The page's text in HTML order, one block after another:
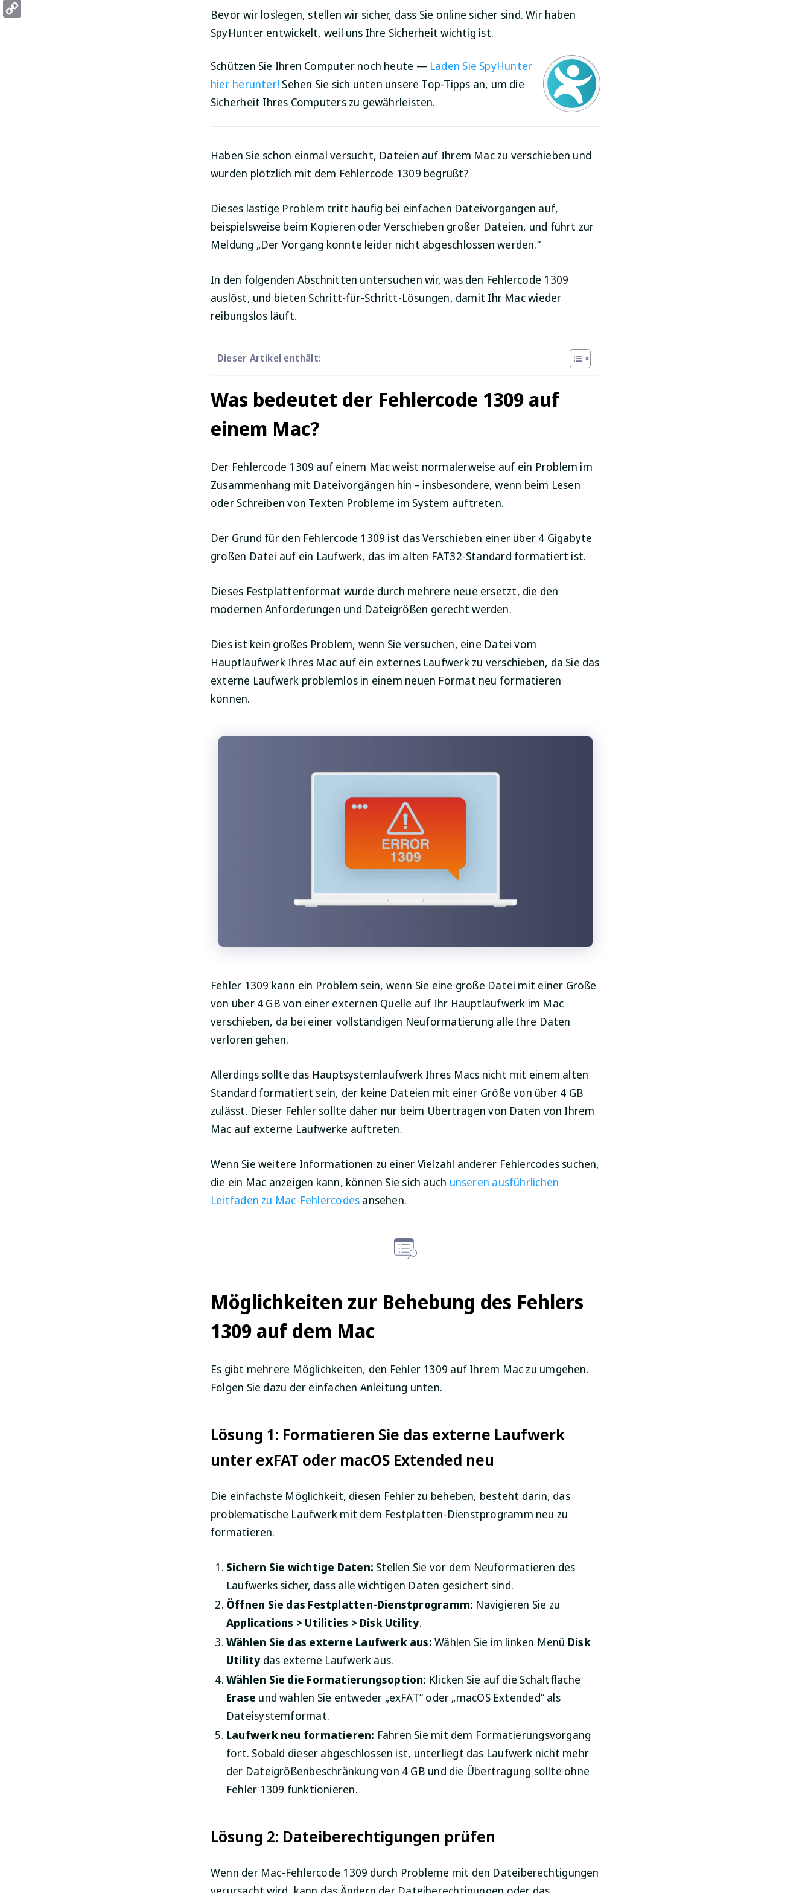
Bevor wir loslegen, stellen wir sicher, dass Sie online sicher sind. Wir haben
SpyHunter entwickelt, weil uns Ihre Sicherheit wichtig ist.
Schützen Sie Ihren Computer noch heute — Laden Sie SpyHunter
hier herunter! Sehen Sie sich unten unsere Top-Tipps an, um die
Sicherheit Ihres Computers zu gewährleisten.
Haben Sie schon einmal versucht, Dateien auf Ihrem Mac zu verschieben und
wurden plötzlich mit dem Fehlercode 1309 begrüßt?
Dieses lästige Problem tritt häufig bei einfachen Dateivorgängen auf,
beispielsweise beim Kopieren oder Verschieben großer Dateien, und führt zur
Meldung „Der Vorgang konnte leider nicht abgeschlossen werden.“
In den folgenden Abschnitten untersuchen wir, was den Fehlercode 1309
auslöst, und bieten Schritt-für-Schritt-Lösungen, damit Ihr Mac wieder
reibungslos läuft.
Dieser Artikel enthält:
Was bedeutet der Fehlercode 1309 auf
einem Mac?
Der Fehlercode 1309 auf einem Mac weist normalerweise auf ein Problem im
Zusammenhang mit Dateivorgängen hin – insbesondere, wenn beim Lesen
oder Schreiben von Texten Probleme im System auftreten.
Der Grund für den Fehlercode 1309 ist das Verschieben einer über 4 Gigabyte
großen Datei auf ein Laufwerk, das im alten FAT32-Standard formatiert ist.
Dieses Festplattenformat wurde durch mehrere neue ersetzt, die den
modernen Anforderungen und Dateigrößen gerecht werden.
Dies ist kein großes Problem, wenn Sie versuchen, eine Datei vom
Hauptlaufwerk Ihres Mac auf ein externes Laufwerk zu verschieben, da Sie das
externe Laufwerk problemlos in einem neuen Format neu formatieren
können.
Fehler 1309 kann ein Problem sein, wenn Sie eine große Datei mit einer Größe
von über 4 GB von einer externen Quelle auf Ihr Hauptlaufwerk im Mac
verschieben, da bei einer vollständigen Neuformatierung alle Ihre Daten
verloren gehen.
Allerdings sollte das Hauptsystemlaufwerk Ihres Macs nicht mit einem alten
Standard formatiert sein, der keine Dateien mit einer Größe von über 4 GB
zulässt. Dieser Fehler sollte daher nur beim Übertragen von Daten von Ihrem
Mac auf externe Laufwerke auftreten.
Wenn Sie weitere Informationen zu einer Vielzahl anderer Fehlercodes suchen,
die ein Mac anzeigen kann, können Sie sich auch unseren ausführlichen
Leitfaden zu Mac-Fehlercodes ansehen.
Möglichkeiten zur Behebung des Fehlers
1309 auf dem Mac
Es gibt mehrere Möglichkeiten, den Fehler 1309 auf Ihrem Mac zu umgehen.
Folgen Sie dazu der einfachen Anleitung unten.
Lösung 1: Formatieren Sie das externe Laufwerk
unter exFAT oder macOS Extended neu
Die einfachste Möglichkeit, diesen Fehler zu beheben, besteht darin, das
problematische Laufwerk mit dem Festplatten-Dienstprogramm neu zu
formatieren.
Sichern Sie wichtige Daten: Stellen Sie vor dem Neuformatieren des
Laufwerks sicher, dass alle wichtigen Daten gesichert sind.
Öffnen Sie das Festplatten-Dienstprogramm: Navigieren Sie zu
Applications > Utilities > Disk Utility.
Wählen Sie das externe Laufwerk aus: Wählen Sie im linken Menü Disk
Utilitydas externe Laufwerk aus.
Wählen Sie die Formatierungsoption: Klicken Sie auf die Schaltfläche
Erase und wählen Sie entweder „exFAT“ oder „macOS Extended“ als
Dateisystemformat.
Laufwerk neu formatieren: Fahren Sie mit dem Formatierungsvorgang
fort. Sobald dieser abgeschlossen ist, unterliegt das Laufwerk nicht mehr
der Dateigrößenbeschränkung von 4 GB und die Übertragung sollte ohne
Fehler 1309 funktionieren.
Lösung 2: Dateiberechtigungen prüfen
Wenn der Mac-Fehlercode 1309 durch Probleme mit den Dateiberechtigungen
Threads